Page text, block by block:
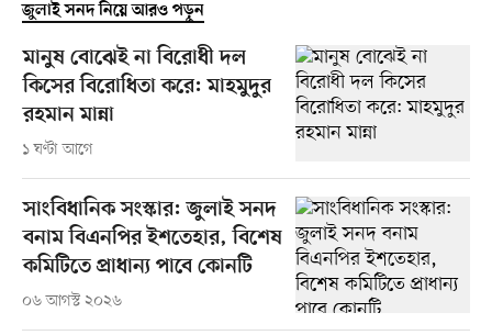
জুলাই সনদ নিয়ে আরও পড়ুন
মানুষ বোঝেই না বিরোধী দল
কিসের বিরোধিতা করে: মাহমুদুর
রহমান মান্না
১ ঘণ্টা আগে
সাংবিধানিক সংস্কার: জুলাই সনদ
বনাম বিএনপির ইশতেহার, বিশেষ
কমিটিতে প্রাধান্য পাবে কোনটি
০৬ আগস্ট ২০২৬